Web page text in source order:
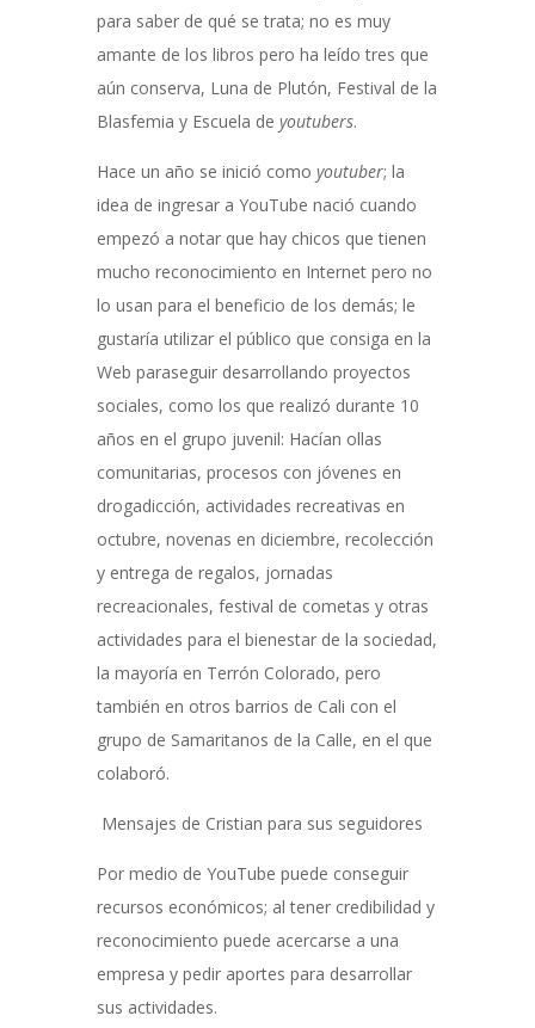
para saber de qué se trata; no es muy
amante de los libros pero ha leído tres que
aún conserva, Luna de Plutón, Festival de la
Blasfemia y Escuela de youtubers.
Hace un año se inició como youtuber; la
idea de ingresar a YouTube nació cuando
empezó a notar que hay chicos que tienen
mucho reconocimiento en Internet pero no
lo usan para el beneficio de los demás; le
gustaría utilizar el público que consiga en la
Web paraseguir desarrollando proyectos
sociales, como los que realizó durante 10
años en el grupo juvenil: Hacían ollas
comunitarias, procesos con jóvenes en
drogadicción, actividades recreativas en
octubre, novenas en diciembre, recolección
y entrega de regalos, jornadas
recreacionales, festival de cometas y otras
actividades para el bienestar de la sociedad,
la mayoría en Terrón Colorado, pero
también en otros barrios de Cali con el
grupo de Samaritanos de la Calle, en el que
colaboró.
Mensajes de Cristian para sus seguidores
Por medio de YouTube puede conseguir
recursos económicos; al tener credibilidad y
reconocimiento puede acercarse a una
empresa y pedir aportes para desarrollar
sus actividades.